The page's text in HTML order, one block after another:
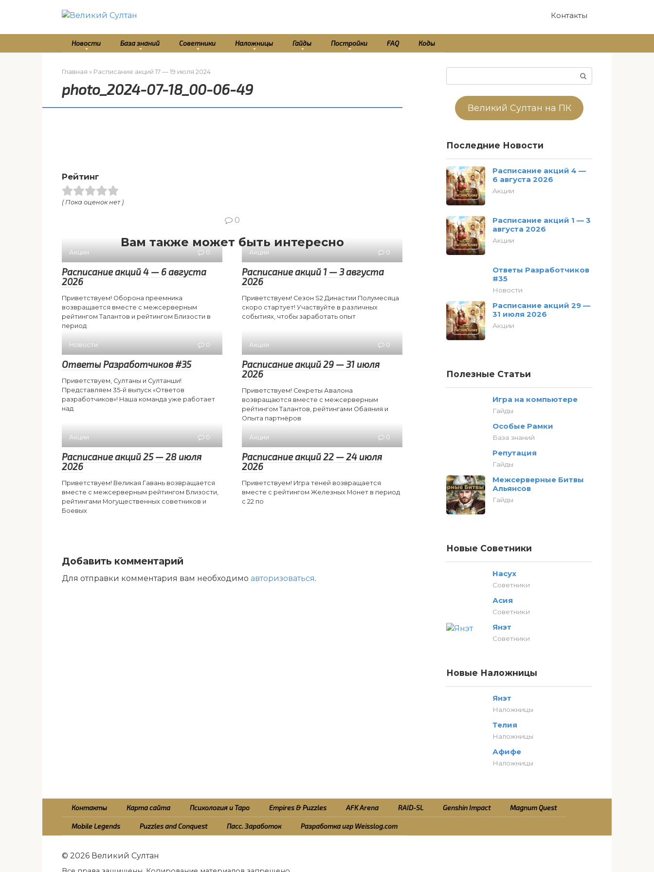
Контакты
Новости База знаний Советники Наложницы Гайды Постройки FAQ Коды
Главная » Расписание акций 17 — 19 июля 2024
photo_2024-07-18_00-06-49
Рейтинг
( Пока оценок нет )
0
Вам также может быть интересно
Акции 0
Расписание акций 4 — 6 августа
2026
Приветствуем! Оборона преемника
возвращается вместе с межсерверным
рейтингом Талантов и рейтингом Близости в
период
Акции 0
Расписание акций 1 — 3 августа
2026
Приветствуем! Сезон S2 Династии Полумесяца
скоро стартует! Участвуйте в различных
событиях, чтобы заработать опыт
Новости 0
Ответы Разработчиков #35
Приветствуем, Султаны и Султанши!
Представляем 35-й выпуск «Ответов
разработчиков»! Наша команда уже работает
над
Акции 0
Расписание акций 29 — 31 июля
2026
Приветствуем! Секреты Авалона
возвращаются вместе с межсерверным
рейтингом Талантов, рейтингами Обаяния и
Опыта партнёров
Акции 0
Расписание акций 25 — 28 июля
2026
Приветствуем! Великая Гавань возвращается
вместе с межсерверным рейтингом Близости,
рейтингами Могущественных советников и
Боевых
Акции 0
Расписание акций 22 — 24 июля
2026
Приветствуем! Игра теней возвращается
вместе с рейтингом Железных Монет в период
с 22 по
Добавить комментарий
Для отправки комментария вам необходимо авторизоваться.
Великий Султан на ПК
Последние Новости
Расписание акций 4 —
6 августа 2026
Акции
Расписание акций 1 — 3
августа 2026
Акции
Ответы Разработчиков
#35
Новости
Расписание акций 29 —
31 июля 2026
Акции
Полезные Статьи
Игра на компьютере
Гайды
Особые Рамки
База знаний
Репутация
Гайды
Межсерверные Битвы
Альянсов
Гайды
Новые Советники
Насух
Советники
Асия
Советники
Янэт
Советники
Новые Наложницы
Янэт
Наложницы
Телия
Наложницы
Афифе
Наложницы
Контакты Карта сайта Психология и Таро Empires & Puzzles AFK Arena RAID-SL Genshin Impact Magnum Quest
Mobile Legends Puzzles and Conquest Пасс. Заработок Разработка игр Weisslog.com
© 2026 Великий Султан